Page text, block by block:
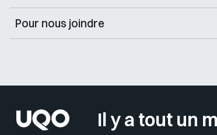
Pour nous joindre
Il y a tout un